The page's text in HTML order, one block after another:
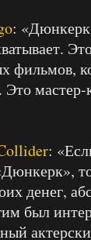
:
фильмов,
Это мастер-
:
денег,
был